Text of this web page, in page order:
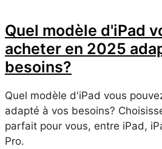
Quel modèle d'iPad
acheter en 2025
besoins?
Quel modèle d'iPad vous
adapté à vos besoins?
parfait pour vous, entre iPad,
Pro.